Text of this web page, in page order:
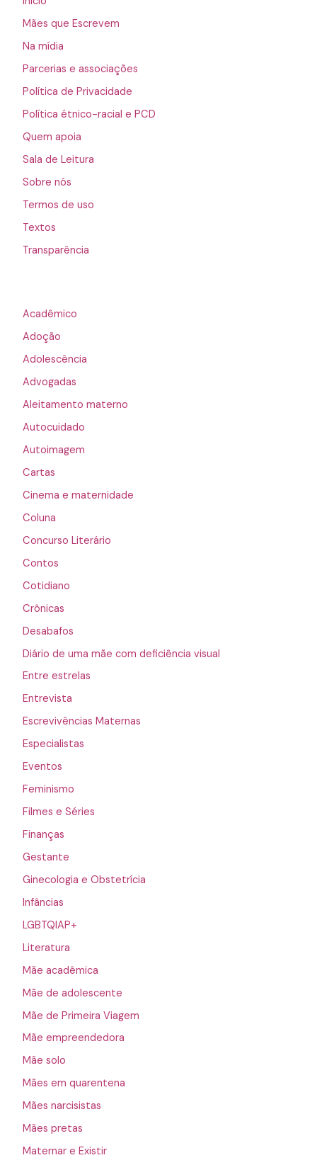
Mães que Escrevem
Na mídia
Parcerias e associações
Política de Privacidade
Política étnico-racial e PCD
Quem apoia
Sala de Leitura
Sobre nós
Termos de uso
Textos
Transparência
Acadêmico
Adoção
Adolescência
Advogadas
Aleitamento materno
Autocuidado
Autoimagem
Cartas
Cinema e maternidade
Coluna
Concurso Literário
Contos
Cotidiano
Crônicas
Desabafos
Diário de uma mãe com deficiência visual
Entre estrelas
Entrevista
Escrevivências Maternas
Especialistas
Eventos
Feminismo
Filmes e Séries
Finanças
Gestante
Ginecologia e Obstetrícia
Infâncias
LGBTQIAP+
Literatura
Mãe acadêmica
Mãe de adolescente
Mãe de Primeira Viagem
Mãe empreendedora
Mãe solo
Mães em quarentena
Mães narcisistas
Mães pretas
Maternar e Existir